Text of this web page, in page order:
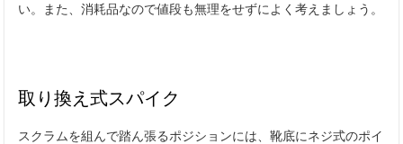
い。また、消耗品なので値段も無理をせずによく考えましょう。
取り換え式スパイク
スクラムを組んで踏ん張るポジションには、靴底にネジ式のポイ